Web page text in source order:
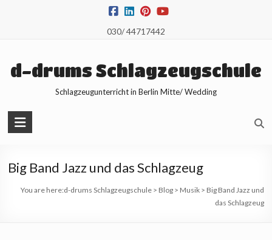
030/ 44717442
d-drums Schlagzeugschule
Schlagzeugunterricht in Berlin Mitte/ Wedding
Big Band Jazz und das Schlagzeug
You are here:d-drums Schlagzeugschule> Blog> Musik> Big Band Jazz und
das Schlagzeug